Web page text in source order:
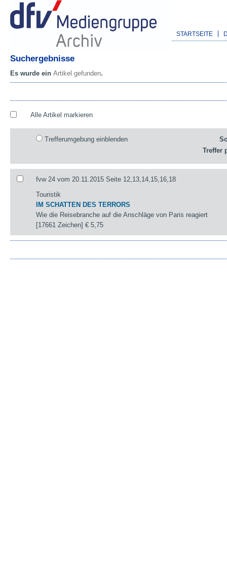
STARTSEITE
Suchergebnisse
Es wurde ein Artikel gefunden.
Alle Artikel markieren
Trefferumgebung einblenden
Treffer
fvw 24 vom 20.11.2015 Seite 12,13,14,15,16,18
Touristik
IM SCHATTEN DES TERRORS
Wie die Reisebranche auf die Anschläge von Paris reagiert
[17661 Zeichen]€ 5,75